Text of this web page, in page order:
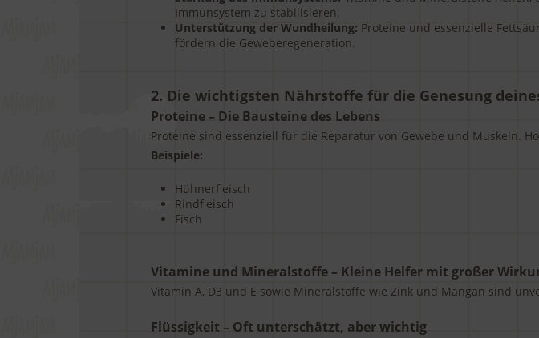
Immunsystem zu stabilisieren.
Unterstützung der Wundheilung: Proteine und essenzielle
fördern die Geweberegeneration.
2. Die wichtigsten Nährstoffe für die Genesung
Proteine – Die Bausteine des Lebens
Proteine sind essenziell für die Reparatur von Gewebe und Muskeln.
Beispiele:
Hühnerfleisch
Rindfleisch
Fisch
Vitamine und Mineralstoffe – Kleine Helfer mit großer
Vitamin A, D3 und E sowie Mineralstoffe wie Zink und Mangan sind
Flüssigkeit – Oft unterschätzt, aber wichtig